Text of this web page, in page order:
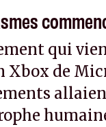
qui
Xbox de